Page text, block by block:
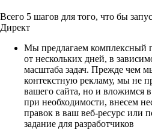
Всего 5 шагов для того, что бы
Директ
Мы предлагаем
от нескольких дней, в
масштаба задач. Прежде чем
контекстную рекламу, мы не
вашего сайта, но и вложимся
при необходимости, внесем
правок в ваш веб-ресурс или
задание для разработчиков